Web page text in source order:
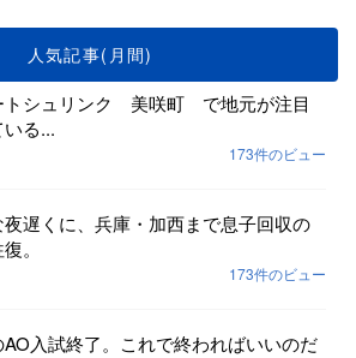
人気記事(月間)
トシュリンク 美咲町 で地元が注目
る...
173件のビュー
夜遅くに、兵庫・加西まで息子回収の
。
173件のビュー
AO入試終了。これで終わればいいのだ